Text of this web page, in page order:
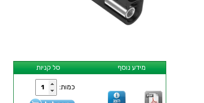
סל קניות מידע נוסף
כמות: